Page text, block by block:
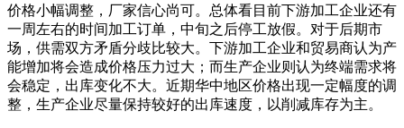
价格小幅调整，厂家信心尚可。总体看目前下游加工企业还有
一周左右的时间加工订单，中旬之后停工放假。对于后期市
场，供需双方矛盾分歧比较大。下游加工企业和贸易商认为产
能增加将会造成价格压力过大；而生产企业则认为终端需求将
会稳定，出库变化不大。近期华中地区价格出现一定幅度的调
整，生产企业尽量保持较好的出库速度，以削减库存为主。